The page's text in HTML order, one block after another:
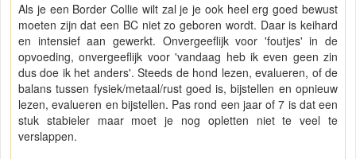
Als je een Border Collie wilt zal je je ook heel erg goed bewust
moeten zijn dat een BC niet zo geboren wordt. Daar is keihard
en intensief aan gewerkt. Onvergeeflijk voor 'foutjes' in de
opvoeding, onvergeeflijk voor 'vandaag heb ik even geen zin
dus doe ik het anders'. Steeds de hond lezen, evalueren, of de
balans tussen fysiek/metaal/rust goed is, bijstellen en opnieuw
lezen, evalueren en bijstellen. Pas rond een jaar of 7 is dat een
stuk stabieler maar moet je nog opletten niet te veel te
verslappen.